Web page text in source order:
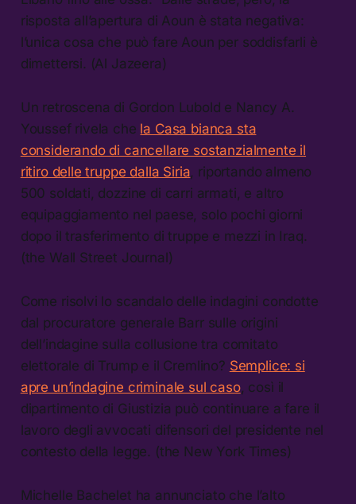
risposta all’apertura di Aoun è stata negativa:
l’unica cosa che può fare Aoun per soddisfarli è
dimettersi. (Al Jazeera)
Un retroscena di Gordon Lubold e Nancy A.
Youssef rivela che la Casa bianca sta
considerando di cancellare sostanzialmente il
ritiro delle truppe dalla Siria , riportando almeno
500 soldati, dozzine di carri armati, e altro
equipaggiamento nel paese, solo pochi giorni
dopo il trasferimento di truppe e mezzi in Iraq.
(the Wall Street Journal)
Come risolvi lo scandalo delle indagini condotte
dal procuratore generale Barr sulle origini
dell’indagine sulla collusione tra comitato
elettorale di Trump e il Cremlino? Semplice: si
apre un’indagine criminale sul caso, così il
dipartimento di Giustizia può continuare a fare il
lavoro degli avvocati difensori del presidente nel
contesto della legge. (the New York Times)
Michelle Bachelet ha annunciato che l’alto